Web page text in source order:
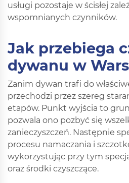
usługi pozostaje w ścisłej
wspomnianych czynników.
Jak przebiega
dywanu w
Zanim dywan trafi do
przechodzi przez szereg
etapów. Punkt wyjścia to
pozwala ono pozbyć się
zanieczyszczeń. Następnie
procesu namaczania i
wykorzystując przy tym
oraz środki czyszczące.